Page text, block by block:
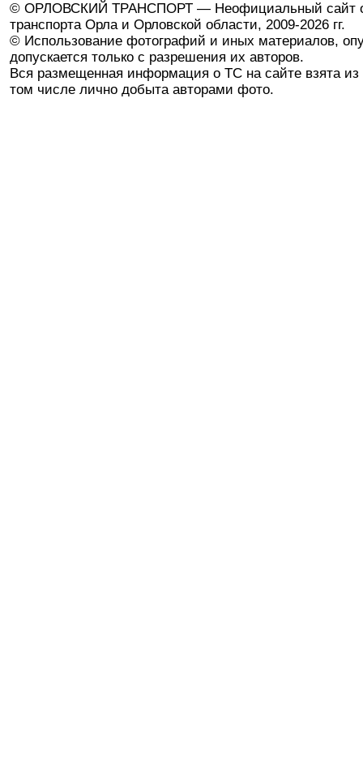
© ОРЛОВСКИЙ ТРАНСПОРТ — Неофициальный сайт
транспорта Орла и Орловской области, 2009-2026 гг.
© Использование фотографий и иных материалов,
допускается только с разрешения их авторов.
Вся размещенная информация о ТС на сайте взята из
том числе лично добыта авторами фото.